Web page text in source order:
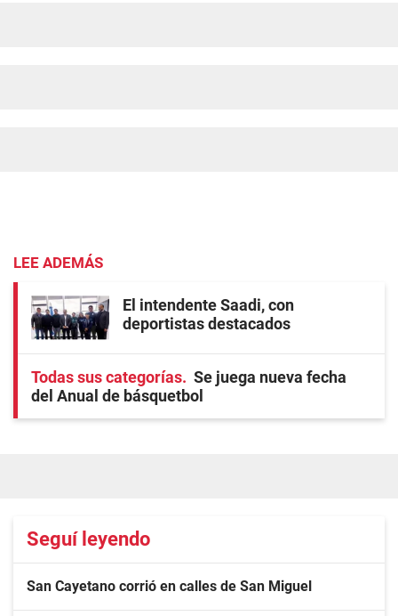
LEE ADEMÁS
El intendente Saadi, con
deportistas destacados
Todas sus categorías
Se juega nueva fecha
del Anual de básquetbol
Seguí leyendo
San Cayetano corrió en calles de San Miguel